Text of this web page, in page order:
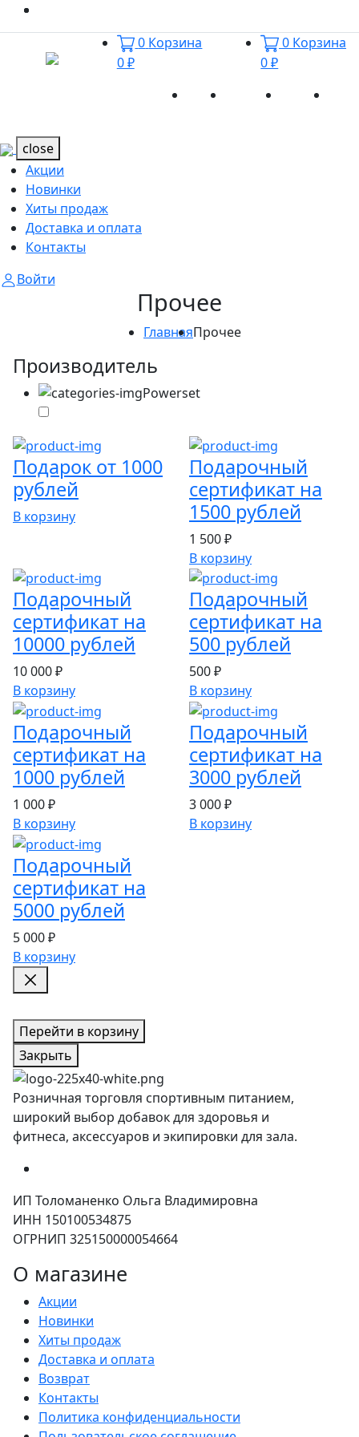
0 Корзина
0 ₽
0 Корзина
0 ₽
Акции Новинки
close
Акции
Новинки
Хиты продаж
Доставка и оплата
Контакты
Войти
Прочее
ГлавнаяПрочее
Производитель
Powerset
Подарок от 1000
рублей
В корзину
Подарочный
сертификат на
1500 рублей
1 500 ₽
В корзину
Подарочный
сертификат на
10000 рублей
10 000 ₽
В корзину
Подарочный
сертификат на
500 рублей
500 ₽
В корзину
Подарочный
сертификат на
1000 рублей
1 000 ₽
В корзину
Подарочный
сертификат на
3000 рублей
3 000 ₽
В корзину
Подарочный
сертификат на
5000 рублей
5 000 ₽
В корзину
Перейти в корзину
Закрыть
Розничная торговля спортивным питанием,
широкий выбор добавок для здоровья и
фитнеса, аксессуаров и экипировки для зала.
ИП Толоманенко Ольга Владимировна
ИНН 150100534875
ОГРНИП 325150000054664
О магазине
Акции
Новинки
Хиты продаж
Доставка и оплата
Возврат
Контакты
Политика конфиденциальности